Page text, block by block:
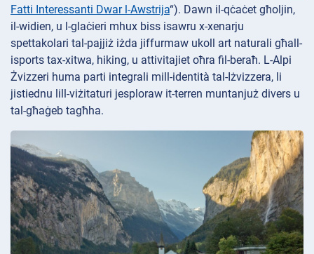
Fatti Interessanti Dwar l-Awstrija“). Dawn il-qċaċet għoljin,
il-widien, u l-glaċieri mhux biss isawru x-xenarju
spettakolari tal-pajjiż iżda jiffurmaw ukoll art naturali għall-
isports tax-xitwa, hiking, u attivitajiet oħra fil-beraħ. L-Alpi
Żvizzeri huma parti integrali mill-identità tal-Iżvizzera, li
jistiednu lill-viżitaturi jesploraw it-terren muntanjuż divers u
tal-għaġeb tagħha.